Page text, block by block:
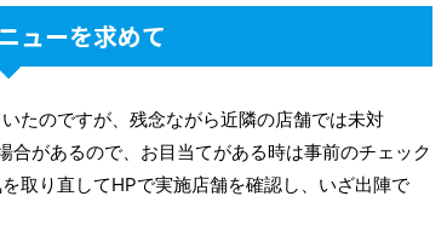
ューを求めて
たのですが、残念ながら近隣の店舗では未対
があるので、お目当てがある時は事前のチェック
取り直してHPで実施店舗を確認し、いざ出陣で